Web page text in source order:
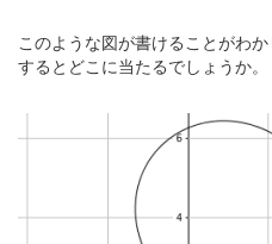
このような図が書けることがわ
するとどこに当たるでしょうか。